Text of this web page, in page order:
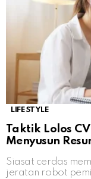
LIFESTYLE
Taktik Lolos
Menyusun
Siasat cerdas
jeratan robot